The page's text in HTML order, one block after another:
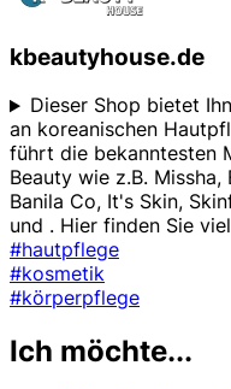
kbeautyhouse.de
Dieser Shop bietet
an koreanischen
führt die bekanntesten
Beauty wie z.B.
Banila Co, It's Skin,
und . Hier finden Sie
#hautpflege
#kosmetik
#körperpflege
Ich möchte...